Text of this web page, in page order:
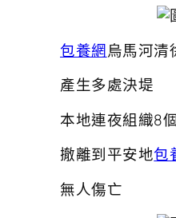
包養網烏馬河清
產生多處決堤
本地連夜組織8
撤離到平安地包
無人傷亡